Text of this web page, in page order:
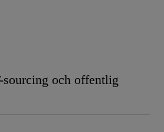
och offentlig